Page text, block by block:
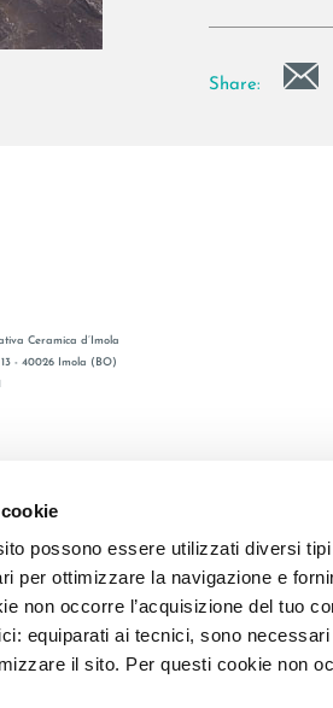
possono essere utilizzati diversi
per ottimizzare la navigazione e
non occorre l’acquisizione del tuo
equiparati ai tecnici, sono
il sito. Per questi cookie non
Share:
Ceramica d’Imola
- 40026 Imola (BO)
E REG. IMPR. BO 00286900378 R.E.A. BO 5545